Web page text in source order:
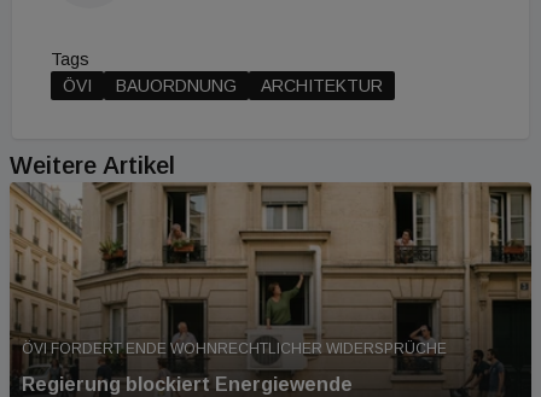
Tags
ÖVI
BAUORDNUNG ARCHITEKTUR
Weitere Artikel
ÖVI FORDERT ENDE WOHNRECHTLICHER WIDERSPRÜCHE
Regierung blockiert Energiewende